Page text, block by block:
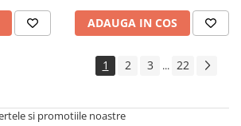
ADAUGA IN COS
1 2 3 ... 22
si promotiile noastre